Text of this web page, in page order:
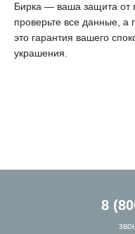
Бирка — ваша защита от
проверьте все данные,
это гарантия вашего
украшения.
8